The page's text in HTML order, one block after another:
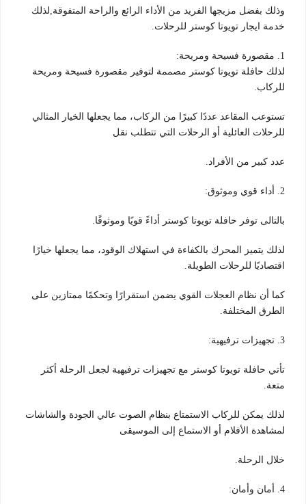
وذلك بفضل مزيجها الفريد من الأداء الرائع والراحة المتفوقة,لذلك
خدمة ايجار تويوتا كوستر للرحلات.
1. مقصورة فسيحة ومريحة:
لذلك حافلة تويوتا كوستر مصممة لتوفير مقصورة فسيحة ومريحة
للركاب.
تستوعب المقاعد عددًا كبيرًا من الركاب، مما يجعلها الخيار المثالي
للرحلات العائلية أو الرحلات التي تتطلب نقل
عدد كبير من الأفراد.
2. أداء قوي وموثوق:
بالتالى توفر حافلة تويوتا كوستر أداءً قويًا وموثوقًا.
لذلك يتميز المحرك بالكفاءة في استهلاك الوقود، مما يجعلها خيارًا
اقتصاديًا للرحلات الطويلة.
كما أن نظام العجلات القوي يضمن استقرارًا وتحكمًا ممتازين على
الطرق المختلفة.
3. تجهيزات ترفيهية:
تأتي حافلة تويوتا كوستر مع تجهيزات ترفيهية لجعل الرحلة أكثر
متعة.
لذلك يمكن للركاب الاستمتاع بنظام الصوت عالي الجودة والشاشات
لمشاهدة الأفلام أو الاستماع إلى الموسيقى
خلال الرحلة.
4. أمان وأمان: